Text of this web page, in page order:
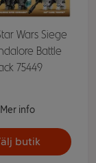
Wars Siege
Battle
75449
Mer info
butik